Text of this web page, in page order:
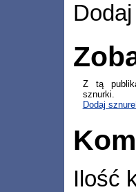
Z tą
sznurki.
Dodaj
Ilość